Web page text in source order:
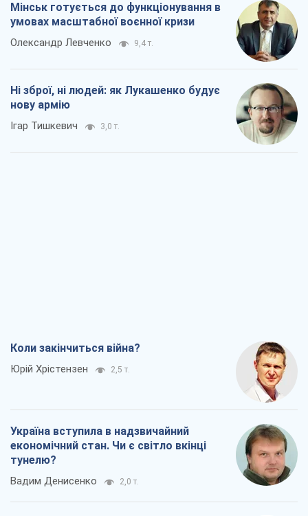
Мінськ готується до функціонування в
умовах масштабної воєнної кризи
Олександр Левченко 9,4 т.
Ні зброї, ні людей: як Лукашенко будує
нову армію
Ігар Тишкевич 3,0 т.
Коли закінчиться війна?
Юрій Хрістензен 2,5 т.
Україна вступила в надзвичайний
економічний стан. Чи є світло вкінці
тунелю?
Вадим Денисенко 2,0 т.